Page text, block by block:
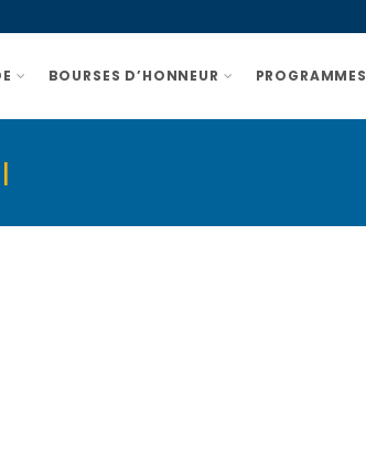
BOURSES D’HONNEUR PROGRAMMES